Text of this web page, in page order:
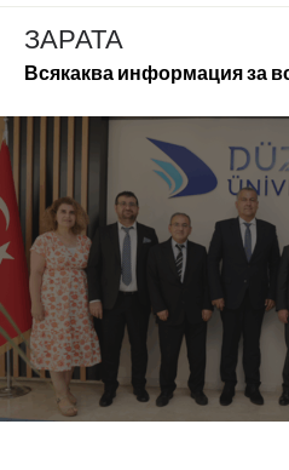
Skip
content
ЗАРАТА
Всякаква информация за